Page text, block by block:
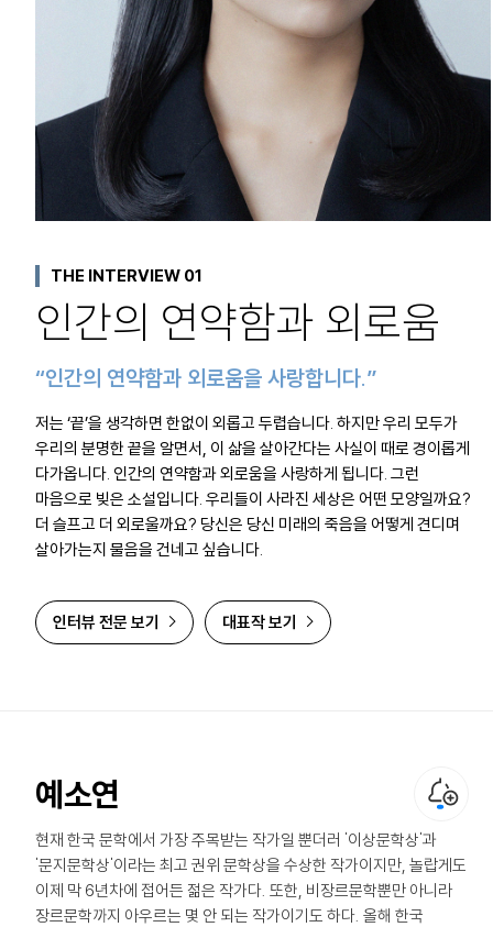
THE INTERVIEW 01
인간의 연약함과 외로움
“인간의 연약함과 외로움을 사랑합니다.”
저는 ‘끝’을 생각하면 한없이 외롭고 두렵습니다. 하지만 우리 모두가
우리의 분명한 끝을 알면서, 이 삶을 살아간다는 사실이 때로 경이롭게
다가옵니다. 인간의 연약함과 외로움을 사랑하게 됩니다. 그런
마음으로 빚은 소설입니다. 우리들이 사라진 세상은 어떤 모양일까요?
더 슬프고 더 외로울까요? 당신은 당신 미래의 죽음을 어떻게 견디며
살아가는지 물음을 건네고 싶습니다.
인터뷰 전문 보기 대표작 보기
예소연
현재 한국 문학에서 가장 주목받는 작가일 뿐더러 '이상문학상'과
'문지문학상'이라는 최고 권위 문학상을 수상한 작가이지만, 놀랍게도
이제 막 6년차에 접어든 젊은 작가다. 또한, 비장르문학뿐만 아니라
장르문학까지 아우르는 몇 안 되는 작가이기도 하다. 올해 한국